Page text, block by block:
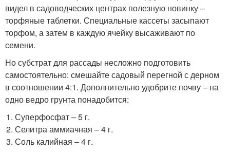
видел в садоводческих центрах полезную новинку –
торфяные таблетки. Специальные кассеты засыпают
торфом, а затем в каждую ячейку высаживают по
семени.
Но субстрат для рассады несложно подготовить
самостоятельно: смешайте садовый перегной с дерном
в соотношении 4:1. Дополнительно удобрите почву – на
одно ведро грунта понадобится:
Суперфосфат – 5 г.
Селитра аммиачная – 4 г.
Соль калийная – 4 г.